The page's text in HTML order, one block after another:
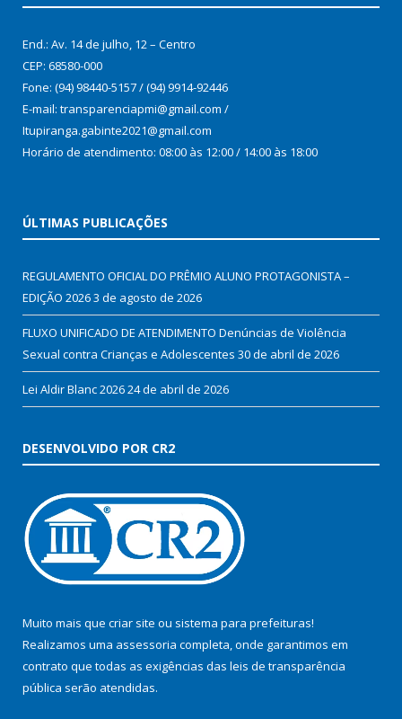
End.: Av. 14 de julho, 12 – Centro
CEP: 68580-000
Fone: (94) 98440-5157 / (94) 9914-92446
E-mail: transparenciapmi@gmail.com /
Itupiranga.gabinte2021@gmail.com
Horário de atendimento: 08:00 às 12:00 / 14:00 às 18:00
ÚLTIMAS PUBLICAÇÕES
REGULAMENTO OFICIAL DO PRÊMIO ALUNO PROTAGONISTA –
EDIÇÃO 20263 de agosto de 2026
FLUXO UNIFICADO DE ATENDIMENTO Denúncias de Violência
Sexual contra Crianças e Adolescentes 30 de abril de 2026
Lei Aldir Blanc 202624 de abril de 2026
DESENVOLVIDO POR CR2
Muito mais que criar site ou sistema para prefeituras!
Realizamos uma assessoria completa, onde garantimos em
contrato que todas as exigências das leis de transparência
pública serão atendidas.